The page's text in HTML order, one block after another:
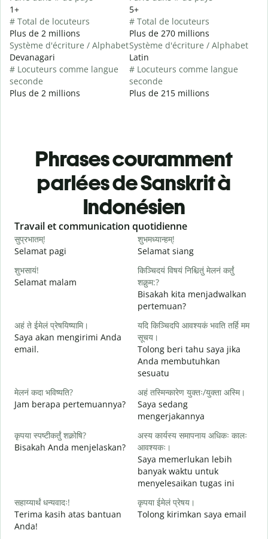
1+
# Total de locuteurs
Plus de 2 millions
Système d'écriture / Alphabet
Devanagari
# Locuteurs comme langue
seconde
Plus de 2 millions
5+
# Total de locuteurs
Plus de 270 millions
Système d'écriture / Alphabet
Latin
# Locuteurs comme langue
seconde
Plus de 215 millions
Phrases couramment
parlées de Sanskrit à
Indonésien
Slide 1 of 6
Travail et communication quotidienne
सुप्रभातम्!
Selamat pagi
शुभमध्यान्हम्!
Selamat siang
शुभसायं!
Selamat malam
किञ्चिदयं विषयं निश्चितुं मेलनं कर्तुं
शक्नुम:?
Bisakah kita menjadwalkan
pertemuan?
अहं ते ईमेलं प्रेषयिष्यामि।
Saya akan mengirimi Anda
email.
यदि किञ्चिदपि आवश्यकं भवति तर्हि मम
सूचय।
Tolong beri tahu saya jika
Anda membutuhkan
sesuatu
मेलनं कदा भविष्यति?
Jam berapa pertemuannya?
अहं तस्मिन्कारेण युक्तः/युक्ता अस्मि।
Saya sedang
mengerjakannya
कृपया स्पष्टीकर्तुं शक्नोषि?
Bisakah Anda menjelaskan?
अस्य कार्यस्य समापनाय अधिकः कालः
आवश्यकः।
Saya memerlukan lebih
banyak waktu untuk
menyelesaikan tugas ini
सहाय्यार्थं धन्यवादः!
Terima kasih atas bantuan
Anda!
कृपया ईमेलं प्रेषय।
Tolong kirimkan saya email